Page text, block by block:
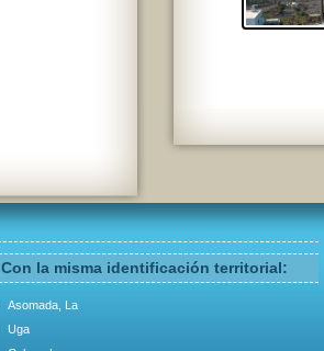
Con la misma identificación territorial:
Asomada, La
Uga